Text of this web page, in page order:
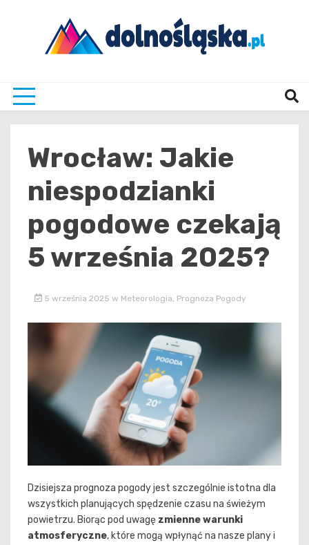
Wrocław: Jakie
niespodzianki
pogodowe czekają
5 września 2025?
5 września 2025 w Meteorologia Prognoza Pogody
Dzisiejsza prognoza pogody jest szczególnie istotna dla
wszystkich planujących spędzenie czasu na świeżym
powietrzu. Biorąc pod uwagę zmienne warunki
atmosferyczne, które mogą wpłynąć na nasze plany i